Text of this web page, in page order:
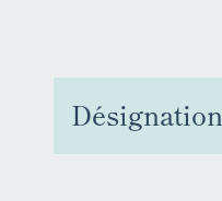
Désignation